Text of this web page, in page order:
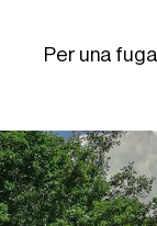
Per una